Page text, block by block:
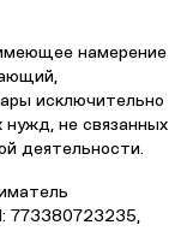
намерение
исключительно
не связанных
деятельности.
773380723235,